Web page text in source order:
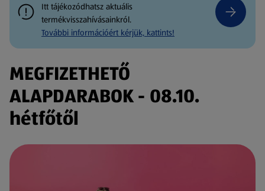
Itt tájékozódhatsz aktuális
termékvisszahívásainkról.
További információért kérjük, kattints!
MEGFIZETHETŐ
ALAPDARABOK - 08.10.
hétfőtől